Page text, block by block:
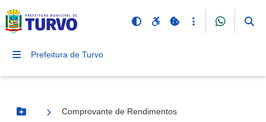
Prefeitura de Turvo
Botão Menu
Comprovante de Rendimentos